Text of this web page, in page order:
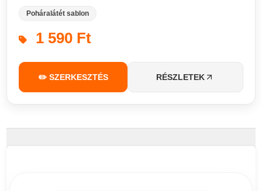
Poháralátét sablon
1 590 Ft
✏️ SZERKESZTÉS RÉSZLETEK